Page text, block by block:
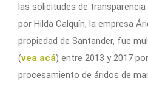
las solicitudes de transparencia
por Hilda Calquín, la empresa
propiedad de Santander, fue
(vea acá) entre 2013 y 2017
procesamiento de áridos de